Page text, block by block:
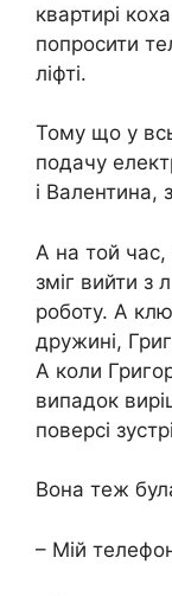
квартирі
попросити
ліфті.
Тому що у
подачу
і Валентина,
А на той час,
зміг вийти з
роботу. А
дружині,
А коли
випадок
поверсі
Вона теж
– Мій